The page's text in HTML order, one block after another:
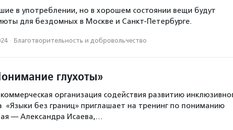
в употреблении, но в хорошем состоянии вещи будут
для бездомных в Москве и Санкт-Петербурге.
· Благотвори­тель­ность и доброволь­чест­во
глухоты»
организация содействия развитию
«Языки без границ» приглашает на тренинг по пониманию
— Александра Исаева,…